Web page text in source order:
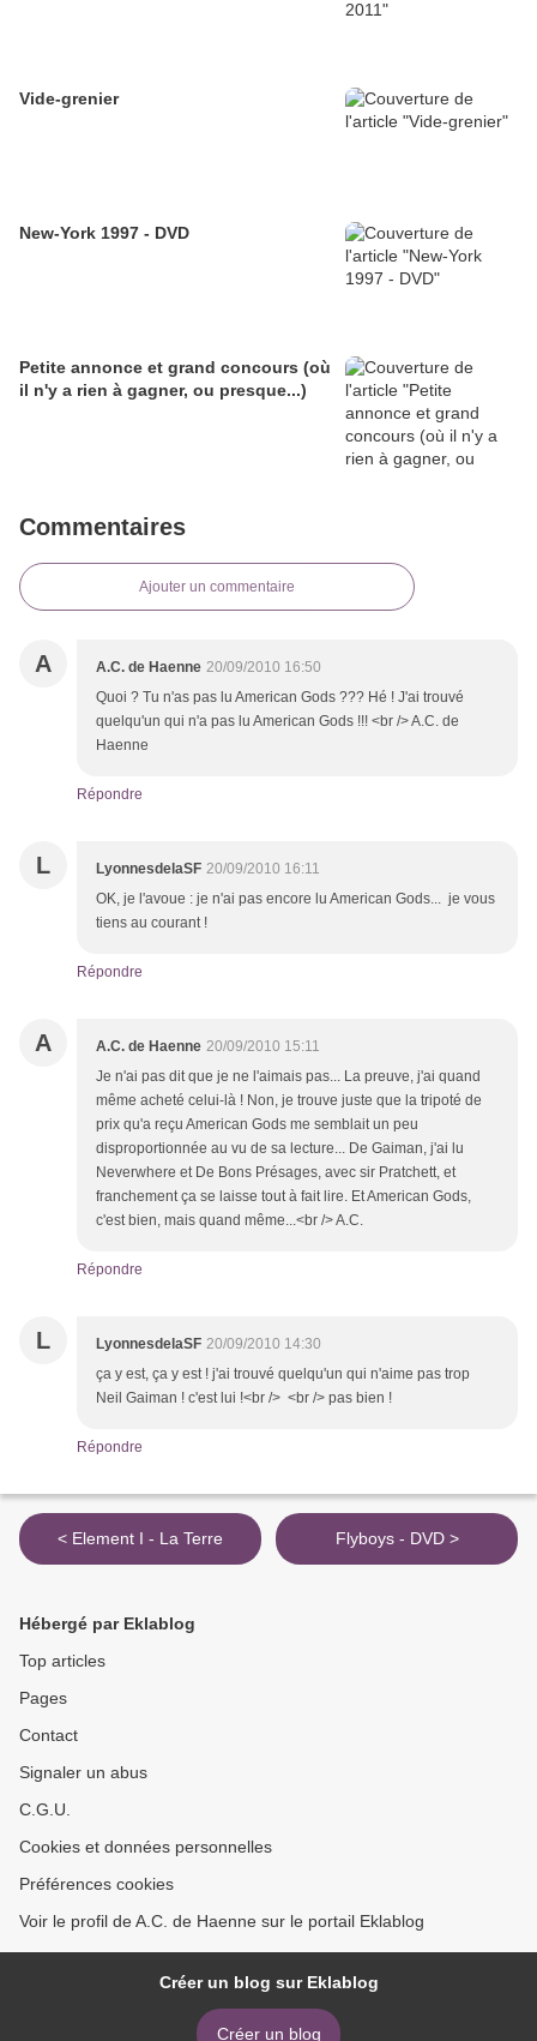
Vide-grenier
New-York 1997 - DVD
Petite annonce et grand concours (où
il n'y a rien à gagner, ou presque...)
Commentaires
Ajouter un commentaire
A A.C. de Haenne 20/09/2010 16:50
Quoi ? Tu n'as pas lu American Gods ??? Hé ! J'ai trouvé
quelqu'un qui n'a pas lu American Gods !!! <br /> A.C. de
Haenne
Répondre
L LyonnesdelaSF 20/09/2010 16:11
OK, je l'avoue : je n'ai pas encore lu American Gods... je vous
tiens au courant !
Répondre
A A.C. de Haenne 20/09/2010 15:11
Je n'ai pas dit que je ne l'aimais pas... La preuve, j'ai quand
même acheté celui-là ! Non, je trouve juste que la tripoté de
prix qu'a reçu American Gods me semblait un peu
disproportionnée au vu de sa lecture... De Gaiman, j'ai lu
Neverwhere et De Bons Présages, avec sir Pratchett, et
franchement ça se laisse tout à fait lire. Et American Gods,
c'est bien, mais quand même...<br /> A.C.
Répondre
L LyonnesdelaSF 20/09/2010 14:30
ça y est, ça y est ! j'ai trouvé quelqu'un qui n'aime pas trop
Neil Gaiman ! c'est lui !<br /> <br /> pas bien !
Répondre
< Element I - La Terre Flyboys - DVD >
Hébergé par Eklablog
Top articles
Pages
Contact
Signaler un abus
C.G.U.
Cookies et données personnelles
Préférences cookies
Voir le profil de A.C. de Haenne sur le portail Eklablog
Créer un blog sur Eklablog
Créer un blog